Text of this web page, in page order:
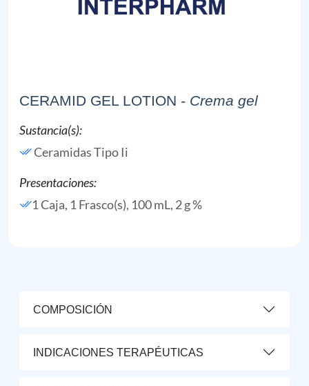
CERAMID GEL LOTION - Crema gel
Sustancia(s):
Ceramidas Tipo Ii
Presentaciones:
1 Caja, 1 Frasco(s), 100 mL, 2 g %
COMPOSICIÓN
INDICACIONES TERAPÉUTICAS